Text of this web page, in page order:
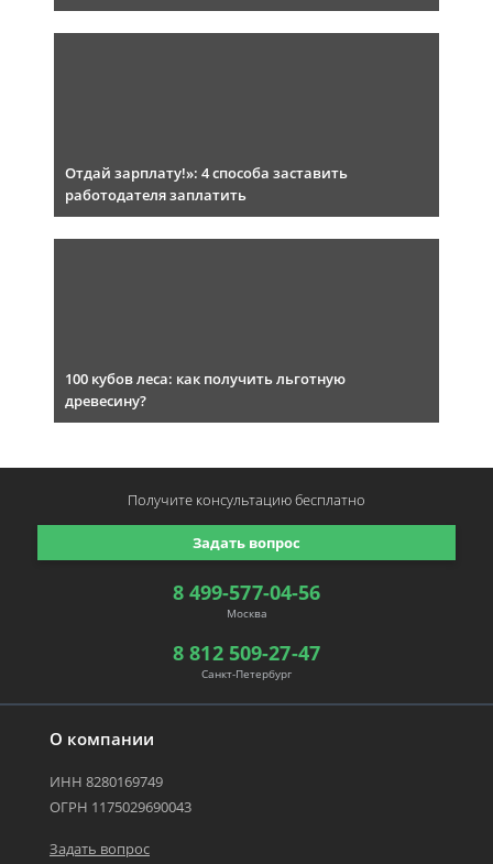
Отдай зарплату!»: 4 способа заставить
работодателя заплатить
100 кубов леса: как получить льготную
древесину?
О компании
ИНН 8280169749
ОГРН 1175029690043
Задать вопрос
8 499-577-04-56
Москва
8 812 509-27-47
Санкт-Петербург
Задать вопрос
Получите консультациюбесплатно